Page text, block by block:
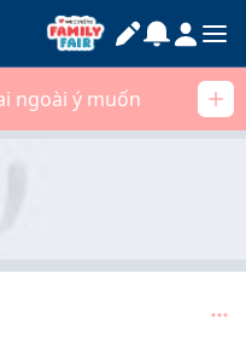
ngoài ý muốn